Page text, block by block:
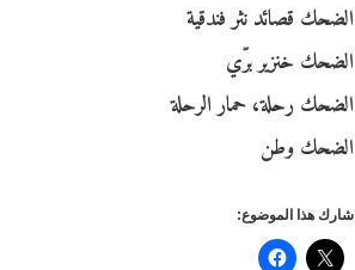
الضحك قصائد نثر فندقية
الضحك خنزير برّي
الضحك رحلة، حمار الرحلة
الضحك وطن
شارك هذا الموضوع: